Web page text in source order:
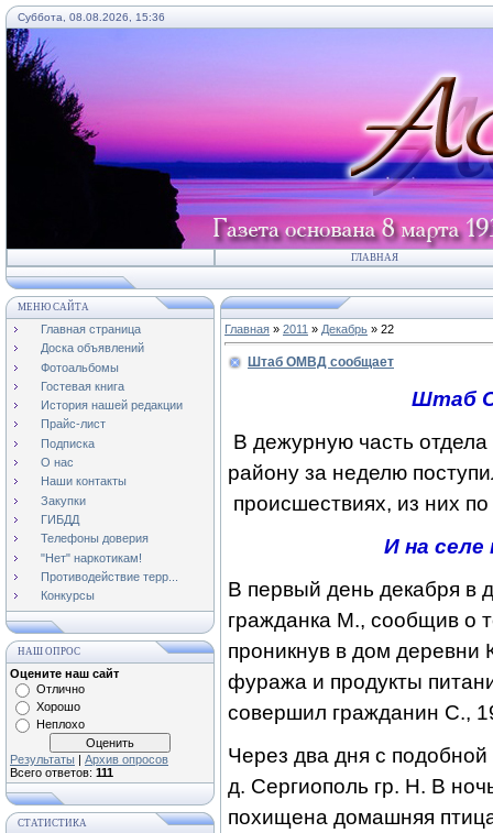
Суббота, 08.08.2026, 15:36
ГЛАВНАЯ
МЕНЮ САЙТА
Главная страница
Доска объявлений
Фотоальбомы
Гостевая книга
История нашей редакции
Прайс-лист
Подписка
О нас
Наши контакты
Закупки
ГИБДД
Телефоны доверия
"Нет" наркотикам!
Противодействие терр...
Конкурсы
НАШ ОПРОС
Оцените наш сайт
Отлично
Хорошо
Неплохо
Результаты | Архив опросов
Всего ответов: 111
СТАТИСТИКА
Главная » 2011 » Декабрь » 22
Штаб ОМВД сообщает
Штаб
В дежурную часть
району за неделю
происшествиях, из них
И на селе
В первый день декабря в
гражданка М., сообщив о
проникнув в дом деревни
фуража и продукты
совершил гражданин С.,
Через два дня с
д. Сергиополь гр. Н. В
похищена домашняя